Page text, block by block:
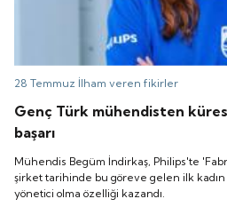
28 Temmuz İlham veren fikirler
Genç Türk mühendisten
başarı
Mühendis Begüm İndirkaş, Philips'te
şirket tarihinde bu göreve gelen ilk kadın
yönetici olma özelliği kazandı.